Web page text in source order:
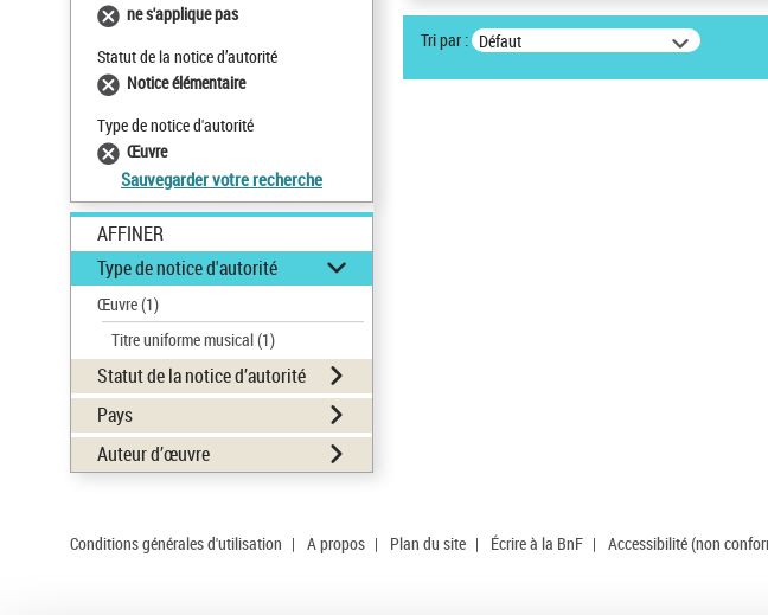
ne s'applique pas
Statut de la notice d’autorité
Notice élémentaire
Type de notice d'autorité
Œuvre
Sauvegarder votre recherche
AFFINER
Type de notice d'autorité
Œuvre(1)
Titre uniforme musical(1)
Statut de la notice d’autorité
Pays
Auteur d’œuvre
Tri par : Défaut
Conditions générales d'utilisation | A propos | Plan du site | Écrire à la BnF | Accessibilité (non